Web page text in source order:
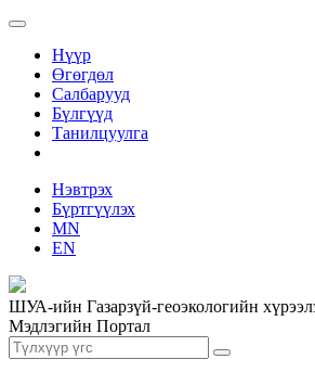
Нүүр
Өгөгдөл
Салбарууд
Бүлгүүд
Танилцуулга
Нэвтрэх
Бүртгүүлэх
MN
EN
ШУА-ийн Газарзүй-геоэкологийн
Мэдлэгийн Портал